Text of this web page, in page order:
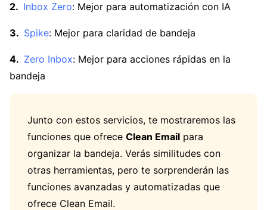
Inbox Zero: Mejor para automatización con IA
Spike: Mejor para claridad de bandeja
Zero Inbox: Mejor para acciones rápidas en la
bandeja
Junto con estos servicios, te mostraremos las
funciones que ofrece Clean Email para
organizar la bandeja. Verás similitudes con
otras herramientas, pero te sorprenderán las
funciones avanzadas y automatizadas que
ofrece Clean Email.